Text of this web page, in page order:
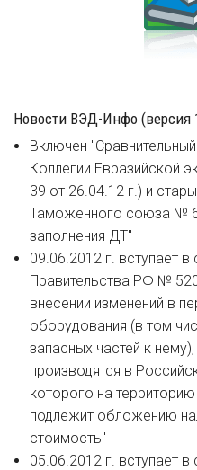
Новости ВЭД-Инфо (версия
Включен
Коллегии Евразийской
39 от 26.04.12 г.) и
Таможенного союза №
заполнения ДТ"
09.06.2012 г. вступает в
Правительства РФ №
внесении изменений в
оборудования (в том
запасных частей к
производятся в
которого на
подлежит обложению
стоимость"
05.06.2012 г. вступает в